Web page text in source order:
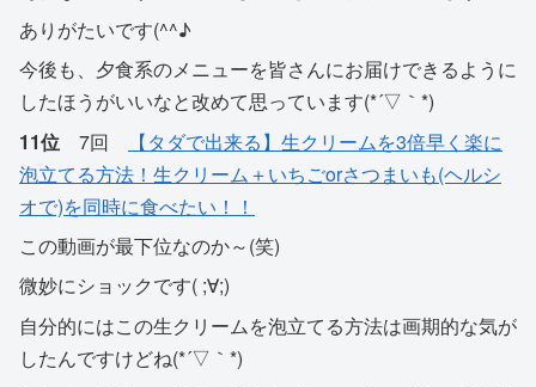
ありがたいです(^^♪
今後も、夕食系のメニューを皆さんにお届けできるように
したほうがいいなと改めて思っています(*´▽｀*)
11位 7回
【タダで出来る】生クリームを3倍早く楽に
泡立てる方法！生クリーム＋いちごorさつまいも(ヘルシ
オで)を同時に食べたい！！
この動画が最下位なのか～(笑)
微妙にショックです( ;∀;)
自分的にはこの生クリームを泡立てる方法は画期的な気が
したんですけどね(*´▽｀*)